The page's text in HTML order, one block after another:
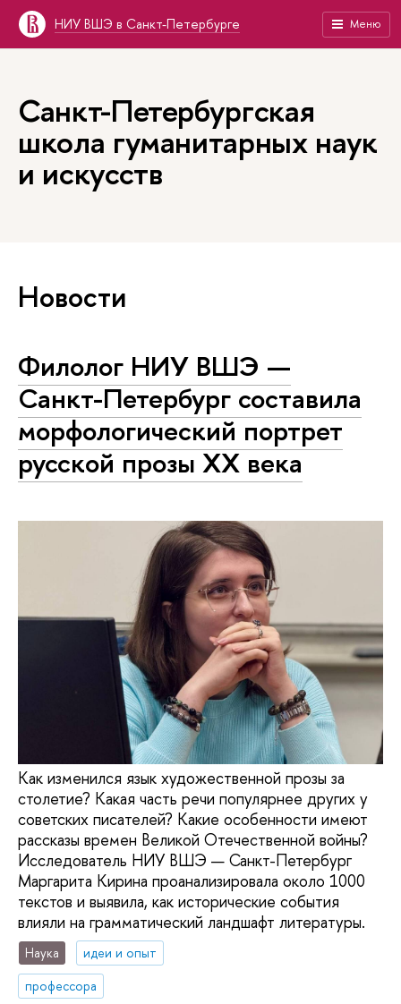
НИУ ВШЭ в Санкт-Петербурге Меню
Санкт-Петербургская
школа гуманитарных наук
и искусств
Новости
Филолог НИУ ВШЭ —
Санкт-Петербург составила
морфологический портрет
русской прозы XX века
Как изменился язык художественной прозы за
столетие? Какая часть речи популярнее других у
советских писателей? Какие особенности имеют
рассказы времен Великой Отечественной войны?
Исследователь НИУ ВШЭ — Санкт-Петербург
Маргарита Кирина проанализировала около 1000
текстов и выявила, как исторические события
влияли на грамматический ландшафт литературы.
Наука
идеи и опыт
профессора